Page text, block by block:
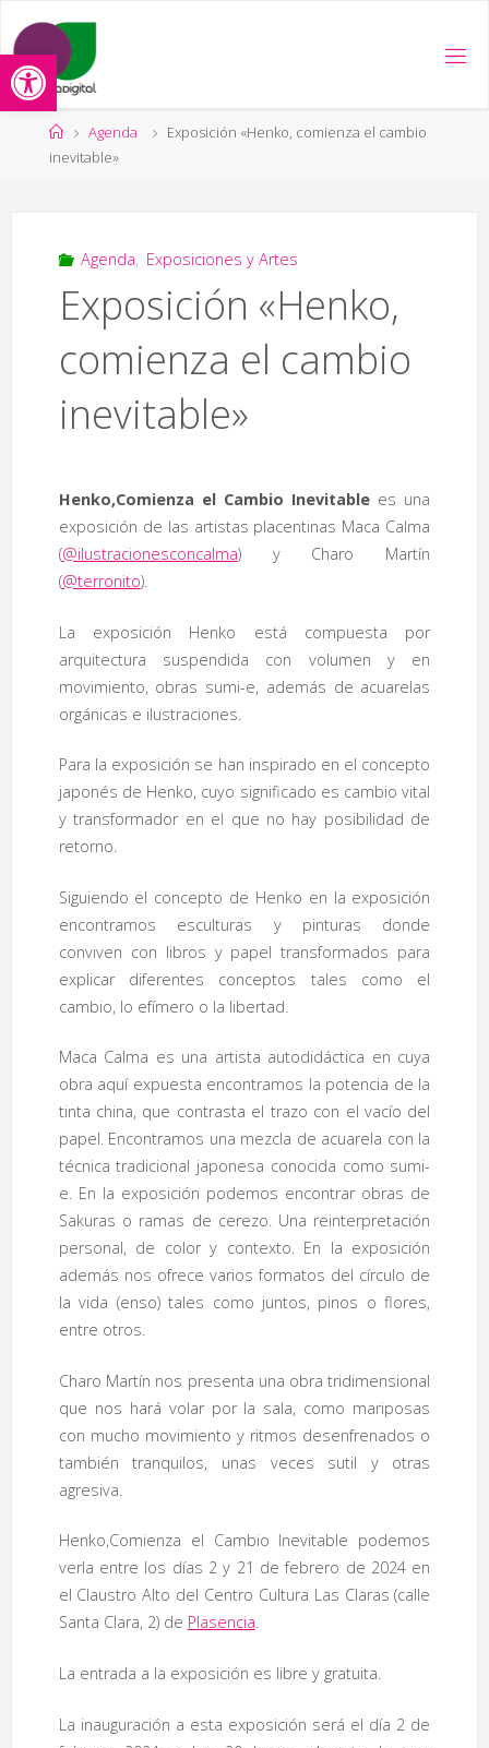
Abrir barra de herramientas
contenido
Página
de
Agenda
Exposición «Henko, comienza el cambio
inevitable»
Agenda, Exposiciones y Artes
Exposición «Henko,
comienza el cambio
inevitable»
Henko,Comienza el Cambio Inevitable es una
exposición de las artistas placentinas Maca Calma
(@ilustracionesconcalma) y Charo Martín
(@terronito).
La exposición Henko está compuesta por
arquitectura suspendida con volumen y en
movimiento, obras sumi-e, además de acuarelas
orgánicas e ilustraciones.
Para la exposición se han inspirado en el concepto
japonés de Henko, cuyo significado es cambio vital
y transformador en el que no hay posibilidad de
retorno.
Siguiendo el concepto de Henko en la exposición
encontramos esculturas y pinturas donde
conviven con libros y papel transformados para
explicar diferentes conceptos tales como el
cambio, lo efímero o la libertad.
Maca Calma es una artista autodidáctica en cuya
obra aquí expuesta encontramos la potencia de la
tinta china, que contrasta el trazo con el vacío del
papel. Encontramos una mezcla de acuarela con la
técnica tradicional japonesa conocida como sumi-
e. En la exposición podemos encontrar obras de
Sakuras o ramas de cerezo. Una reinterpretación
personal, de color y contexto. En la exposición
además nos ofrece varios formatos del círculo de
la vida (enso) tales como juntos, pinos o flores,
entre otros.
Charo Martín nos presenta una obra tridimensional
que nos hará volar por la sala, como mariposas
con mucho movimiento y ritmos desenfrenados o
también tranquilos, unas veces sutil y otras
agresiva.
Henko,Comienza el Cambio Inevitable podemos
verla entre los días 2 y 21 de febrero de 2024 en
el Claustro Alto del Centro Cultura Las Claras (calle
Santa Clara, 2) de Plasencia.
La entrada a la exposición es libre y gratuita.
La inauguración a esta exposición será el día 2 de